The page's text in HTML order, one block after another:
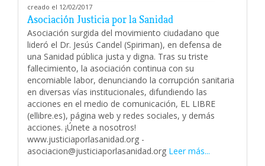
creado el 12/02/2017
Asociación Justicia por la Sanidad
Asociación surgida del movimiento ciudadano que
lideró el Dr. Jesús Candel (Spiriman), en defensa de
una Sanidad pública justa y digna. Tras su triste
fallecimiento, la asociación continua con su
encomiable labor, denunciando la corrupción sanitaria
en diversas vías institucionales, difundiendo las
acciones en el medio de comunicación, EL LIBRE
(ellibre.es), página web y redes sociales, y demás
acciones. ¡Únete a nosotros!
www.justiciaporlasanidad.org -
asociacion@justiciaporlasanidad.org Leer más...